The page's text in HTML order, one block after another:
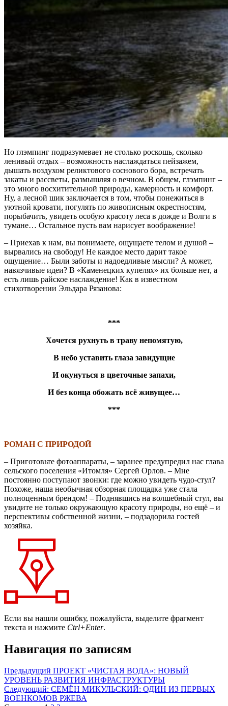
Но глэмпинг подразумевает не столько роскошь, сколько
ленивый отдых – возможность наслаждаться пейзажем,
дышать воздухом реликтового соснового бора, встречать
закаты и рассветы, размышляя о вечном. В общем, глэмпинг –
это много восхитительной природы, камерность и комфорт.
Ну, а лесной шик заключается в том, чтобы понежиться в
уютной кровати, погулять по живописным окрестностям,
порыбачить, увидеть особую красоту леса в дожде и Волги в
тумане… Остальное пусть вам нарисует воображение!
– Приехав к нам, вы понимаете, ощущаете телом и душой –
вырвались на свободу! Не каждое место дарит такое
ощущение… Были заботы и надоедливые мысли? А может,
навязчивые идеи? В «Каменецких купелях» их больше нет, а
есть лишь райское наслаждение! Как в известном
стихотворении Эльдара Рязанова:
***
Хочется рухнуть в траву непомятую,
В небо уставить глаза завидущие
И окунуться в цветочные запахи,
И без конца обожать всё живущее…
***
РОМАН С ПРИРОДОЙ
– Приготовьте фотоаппараты, – заранее предупредил нас глава
сельского поселения «Итомля» Сергей Орлов. – Мне
постоянно поступают звонки: где можно увидеть чудо-стул?
Похоже, наша необычная обзорная площадка уже стала
полноценным брендом! – Поднявшись на волшебный стул, вы
увидите не только окружающую красоту природы, но ещё – и
перспективы собственной жизни, – подзадорила гостей
хозяйка.
Если вы нашли ошибку, пожалуйста, выделите фрагмент
текста и нажмите Ctrl+Enter.
Навигация по записям
Предыдущий ПРОЕКТ «ЧИСТАЯ ВОДА»: НОВЫЙ
УРОВЕНЬ РАЗВИТИЯ ИНФРАСТРУКТУРЫ
Следующий: СЕМЁН МИКУЛЬСКИЙ: ОДИН ИЗ ПЕРВЫХ
ВОЕНКОМОВ РЖЕВА